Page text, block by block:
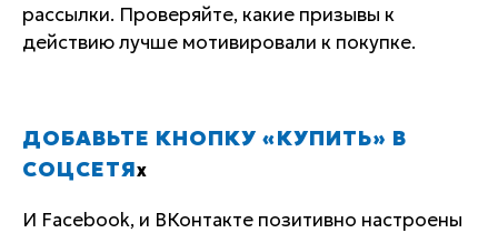
рассылки. Проверяйте, какие призывы к
действию лучше мотивировали к покупке.
ДОБАВЬТЕ КНОПКУ «КУПИТЬ» В
СОЦСЕТЯХ
И Facebook, и ВКонтакте позитивно настроены